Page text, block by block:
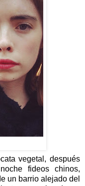
vegetal, después
fideos chinos,
un barrio alejado del